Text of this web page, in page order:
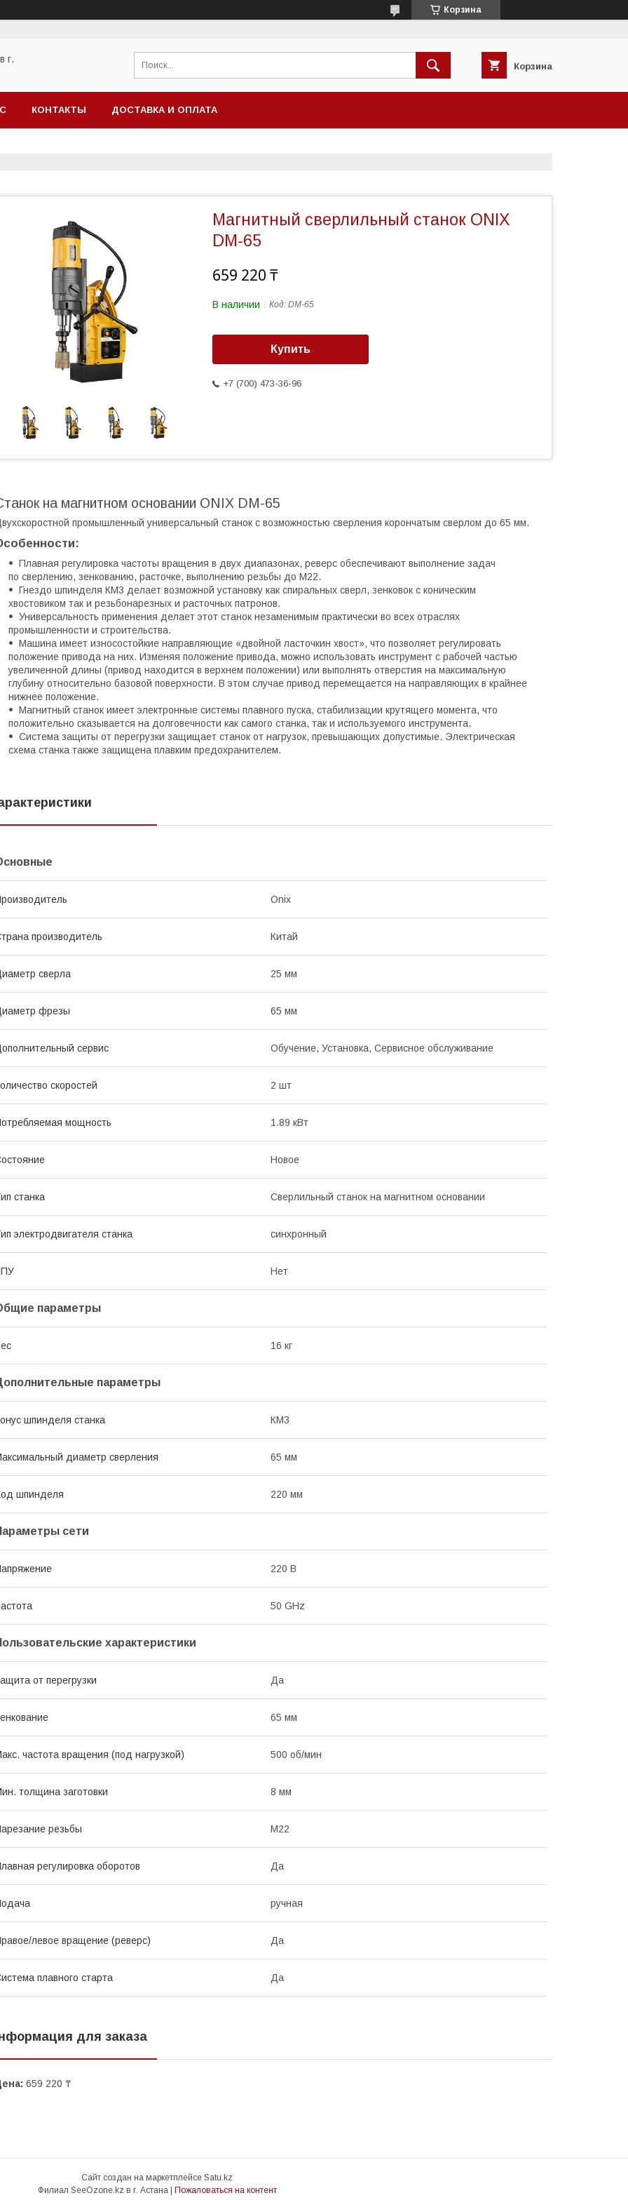
Корзина
г.
Корзина
КОНТАКТЫ ДОСТАВКА И ОПЛАТА
Магнитный сверлильный станок ONIX
DM-65
659 220 ₸
В наличии Код: DM-65
Купить
+7 (700) 473-36-96
на магнитном основании ONIX DM-65
промышленный универсальный станок с возможностью сверления корончатым сверлом до 65 мм.
Плавная регулировка частоты вращения в двух диапазонах, реверс обеспечивают выполнение задач
по сверлению, зенкованию, расточке, выполнению резьбы до М22.
Гнездо шпинделя КМ3 делает возможной установку как спиральных сверл, зенковок с коническим
хвостовиком так и резьбонарезных и расточных патронов.
Универсальность применения делает этот станок незаменимым практически во всех отраслях
промышленности и строительства.
Машина имеет износостойкие направляющие «двойной ласточкин хвост», что позволяет регулировать
положение привода на них. Изменяя положение привода, можно использовать инструмент с рабочей частью
увеличенной длины (привод находится в верхнем положении) или выполнять отверстия на максимальную
глубину относительно базовой поверхности. В этом случае привод перемещается на направляющих в крайнее
нижнее положение.
Магнитный станок имеет электронные системы плавного пуска, стабилизации крутящего момента, что
положительно сказывается на долговечности как самого станка, так и используемого инструмента.
Система защиты от перегрузки защищает станок от нагрузок, превышающих допустимые. Электрическая
схема станка также защищена плавким предохранителем.
Onix
производитель Китай
сверла 25 мм
фрезы 65 мм
сервис Обучение, Установка, Сервисное обслуживание
скоростей 2 шт
мощность 1.89 кВт
Новое
станка Сверлильный станок на магнитном основании
электродвигателя станка синхронный
Нет
параметры
16 кг
параметры
шпинделя станка КМ3
диаметр сверления 65 мм
шпинделя 220 мм
сети
220 В
50 GHz
характеристики
от перегрузки Да
65 мм
частота вращения (под нагрузкой) 500 об/мин
толщина заготовки 8 мм
резьбы М22
регулировка оборотов Да
ручная
левое вращение (реверс) Да
плавного старта Да
для заказа
659 220 ₸
Сайт создан на маркетплейсе Satu.kz
Филиал SeeOzone.kz в г. Астана | Пожаловаться на контент